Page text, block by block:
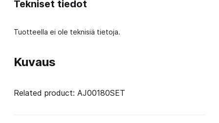
transparent
määrä
Kuvaus
Related product: AJ00180SET
Tekniset tiedot
Tuotteella ei ole teknisiä tietoja.